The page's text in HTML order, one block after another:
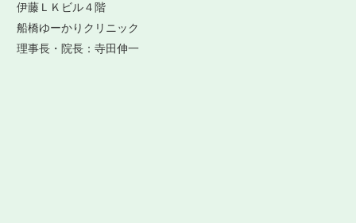
伊藤ＬＫビル４階
船橋ゆーかりクリニック
理事長・院長：寺田伸一